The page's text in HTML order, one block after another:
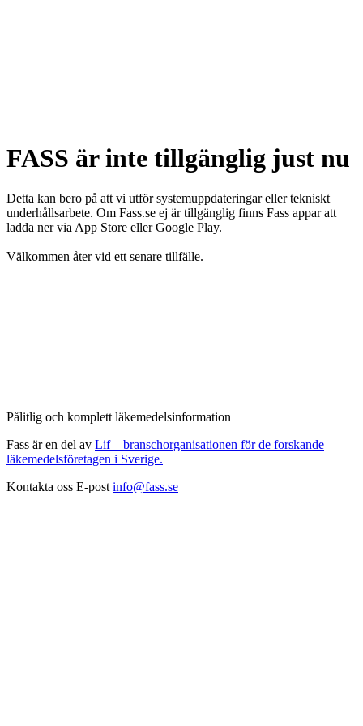
FASS är inte tillgänglig just nu
Detta kan bero på att vi utför systemuppdateringar eller tekniskt
underhållsarbete. Om Fass.se ej är tillgänglig finns Fass appar att
ladda ner via App Store eller Google Play.
Välkommen åter vid ett senare tillfälle.
Pålitlig och komplett läkemedelsinformation
Fass är en del av Lif – branschorganisationen för de forskande
läkemedelsföretagen i Sverige.
Kontakta oss E-post info@fass.se